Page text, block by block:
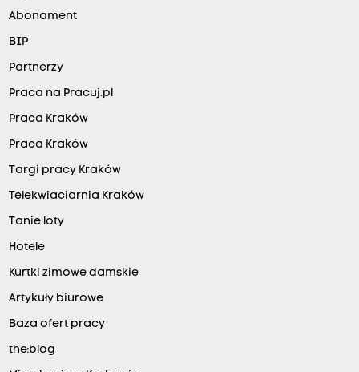
Abonament
BIP
Partnerzy
Praca na Pracuj.pl
Praca Kraków
Praca Kraków
Targi pracy Kraków
Telekwiaciarnia Kraków
Tanie loty
Hotele
Kurtki zimowe damskie
Artykuły biurowe
Baza ofert pracy
the:blog